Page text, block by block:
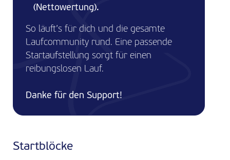
(Nettowertung).
So läuft’s für dich und die gesamte
Laufcommunity rund. Eine passende
Startaufstellung sorgt für einen
reibungslosen Lauf.
Danke für den Support!
Startblöcke